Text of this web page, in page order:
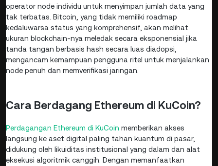
operator node individu untuk menyimpan jumlah data yang
tak terbatas. Bitcoin, yang tidak memiliki roadmap
kedaluwarsa status yang komprehensif, akan melihat
ukuran blockchain-nya meledak secara eksponensial jika
tanda tangan berbasis hash secara luas diadopsi,
mengancam kemampuan pengguna ritel untuk menjalankan
node penuh dan memverifikasi jaringan.
Cara Berdagang Ethereum di KuCoin?
Perdagangan Ethereum di KuCoin memberikan akses
langsung ke aset digital paling tahan kuantum di pasar,
didukung oleh likuiditas institusional yang dalam dan alat
eksekusi algoritmik canggih. Dengan memanfaatkan